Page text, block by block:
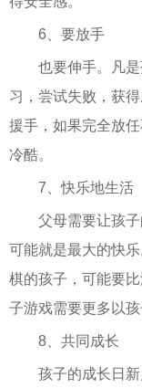
6、要放手
也要伸手。凡
习，尝试失败，获
援手，如果完全放
冷酷。
7、快乐地生活
父母需要让孩
可能就是最大的快
棋的孩子，可能要
子游戏需要更多以孩
8、共同成长
孩子的成长日